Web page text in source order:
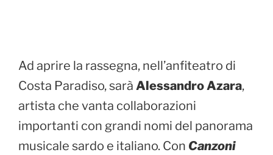
Ad aprire la rassegna, nell’anfiteatro di
Costa Paradiso, sarà Alessandro Azara,
artista che vanta collaborazioni
importanti con grandi nomi del panorama
musicale sardo e italiano. Con Canzoni